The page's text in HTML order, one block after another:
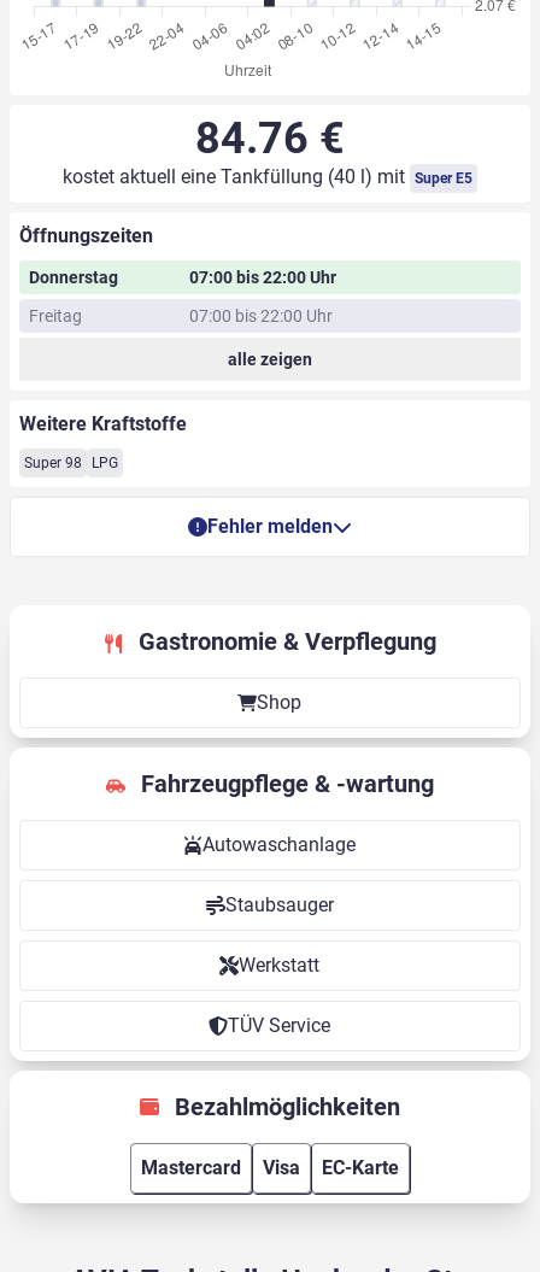
84.76 €
kostet aktuell eine Tankfüllung (40 l) mit Super E5
Öffnungszeiten
Donnerstag
07:00 bis 22:00 Uhr
Freitag
07:00 bis 22:00 Uhr
alle zeigen
Weitere Kraftstoffe
Super 98 LPG
Fehler melden
Gastronomie & Verpflegung
Shop
Fahrzeugpflege & -wartung
Autowaschanlage
Staubsauger
Werkstatt
TÜV Service
Bezahlmöglichkeiten
Mastercard Visa EC-Karte